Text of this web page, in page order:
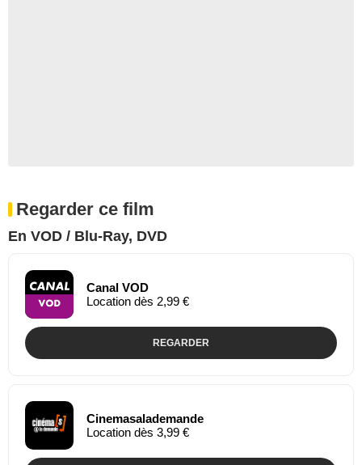
Regarder ce film
En VOD / Blu-Ray, DVD
Canal VOD
Location dès 2,99 €
REGARDER
Cinemasalademande
Location dès 3,99 €